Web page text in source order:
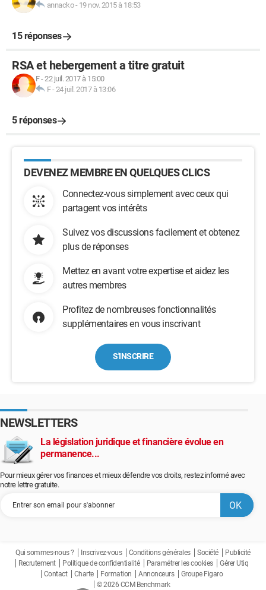
annacko- 19 nov. 2015 à 18:53
15 réponses
RSA et hebergement a titre gratuit
F-22 juil. 2017 à 15:00
F-24 juil. 2017 à 13:06
5 réponses
DEVENEZ MEMBRE EN QUELQUES CLICS
Connectez-vous simplement avec ceux qui
partagent vos intérêts
Suivez vos discussions facilement et obtenez
plus de réponses
Mettez en avant votre expertise et aidez les
autres membres
Profitez de nombreuses fonctionnalités
supplémentaires en vous inscrivant
S'INSCRIRE
NEWSLETTERS
La législation juridique et financière évolue en
permanence...
Pour mieux gérer vos finances et mieux défendre vos droits, restez informé avec
notre lettre gratuite.
Qui sommes-nous ? Inscrivez-vous Conditions générales Société
Publicité
Recrutement
Politique de confidentialité Paramétrer les cookies
Gérer Utiq
Contact
Charte Formation Annonceurs
Groupe Figaro
© 2026 CCM Benchmark